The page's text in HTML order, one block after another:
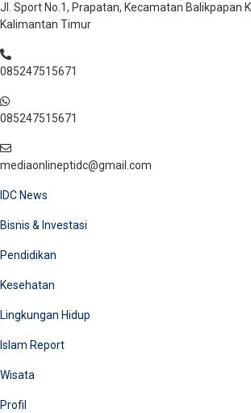
Jl. Sport No.1, Prapatan, Kecamatan Balikpapan
Kalimantan Timur
085247515671
085247515671
mediaonlineptidc@gmail.com
IDC News
Bisnis & Investasi
Pendidikan
Kesehatan
Lingkungan Hidup
Islam Report
Wisata
Profil